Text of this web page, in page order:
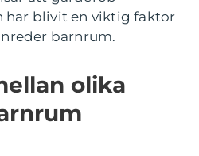
har blivit en viktig faktor
barnrum.
olika